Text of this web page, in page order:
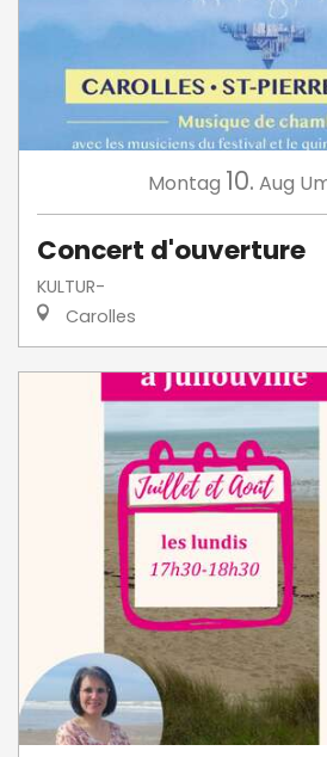
Montag 10. Aug
Concert d'ouverture
KULTUR-
Carolles